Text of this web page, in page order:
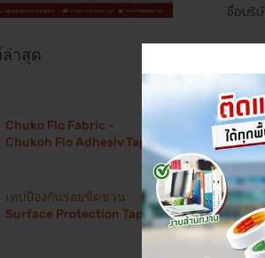
าสุด
Chuko Flo Fabric -
Chukoh Flo Adhesiv Tape
เทปป้องกันรอยขีดข่วน
Surface Protection Tape
ชื่อบริ
Chuko
Adhesiv